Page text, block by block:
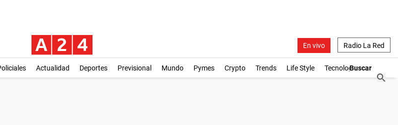
En vivo Radio La Red
Actualidad Deportes Previsional Mundo Pymes Crypto Trends Life Style Tecnología